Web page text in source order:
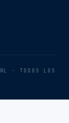
· TODOS LOS